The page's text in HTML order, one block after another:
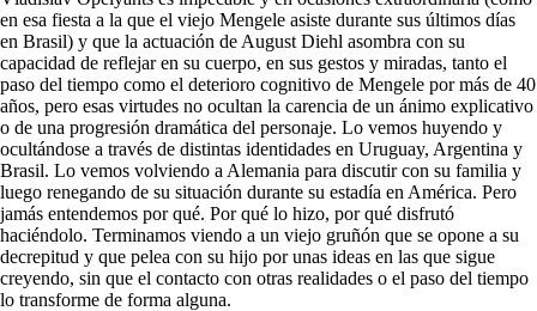
en esa fiesta a la que el viejo Mengele asiste durante sus últimos días
en Brasil) y que la actuación de August Diehl asombra con su
capacidad de reflejar en su cuerpo, en sus gestos y miradas, tanto el
paso del tiempo como el deterioro cognitivo de Mengele por más de 40
años, pero esas virtudes no ocultan la carencia de un ánimo explicativo
o de una progresión dramática del personaje. Lo vemos huyendo y
ocultándose a través de distintas identidades en Uruguay, Argentina y
Brasil. Lo vemos volviendo a Alemania para discutir con su familia y
luego renegando de su situación durante su estadía en América. Pero
jamás entendemos por qué. Por qué lo hizo, por qué disfrutó
haciéndolo. Terminamos viendo a un viejo gruñón que se opone a su
decrepitud y que pelea con su hijo por unas ideas en las que sigue
creyendo, sin que el contacto con otras realidades o el paso del tiempo
lo transforme de forma alguna.